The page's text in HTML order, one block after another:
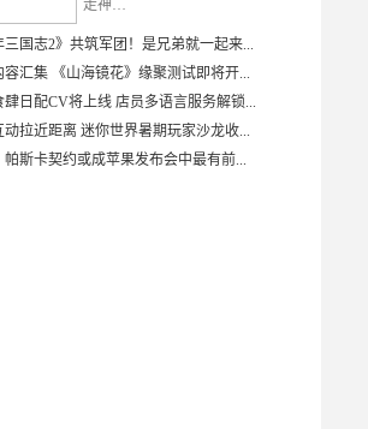
走神…
三国志2》共筑军团！是兄弟就一起来...
容汇集 《山海镜花》缘聚测试即将开...
肆日配CV将上线 店员多语言服务解锁...
动拉近距离 迷你世界暑期玩家沙龙收...
帕斯卡契约或成苹果发布会中最有前...